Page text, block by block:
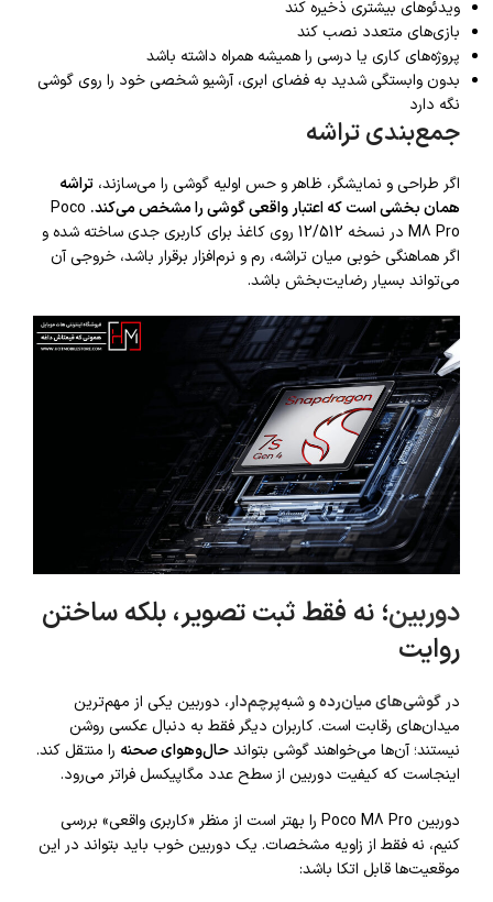
ویدئوهای بیشتری ذخیره کند
بازی‌های متعدد نصب کند
پروژه‌های کاری یا درسی را همیشه همراه داشته باشد
بدون وابستگی شدید به فضای ابری، آرشیو شخصی خود را روی گوشی
نگه دارد
جمع‌بندی تراشه
اگر طراحی و نمایشگر، ظاهر و حس اولیه گوشی را می‌سازند، تراشه
همان بخشی است که اعتبار واقعی گوشی را مشخص می‌کند. Poco
M8 Pro در نسخه 12/512 روی کاغذ برای کاربری جدی ساخته شده و
اگر هماهنگی خوبی میان تراشه، رم و نرم‌افزار برقرار باشد، خروجی آن
می‌تواند بسیار رضایت‌بخش باشد.
دوربین؛ نه فقط ثبت تصویر، بلکه ساختن
روایت
در گوشی‌های میان‌ردهو شبه‌پرچم‌دار، دوربین یکی از مهم‌ترین
میدان‌های رقابت است. کاربران دیگر فقط به دنبال عکسی روشن
نیستند؛ آن‌ها می‌خواهند گوشی بتواندحال‌وهوای صحنه را منتقل کند.
اینجاست که کیفیت دوربین از سطح عدد مگاپیکسل فراتر می‌رود.
دوربین Poco M8 Pro را بهتر است از منظر «کاربری واقعی» بررسی
کنیم، نه فقط از زاویه مشخصات. یک دوربین خوب باید بتواند در این
موقعیت‌ها قابل اتکا باشد: